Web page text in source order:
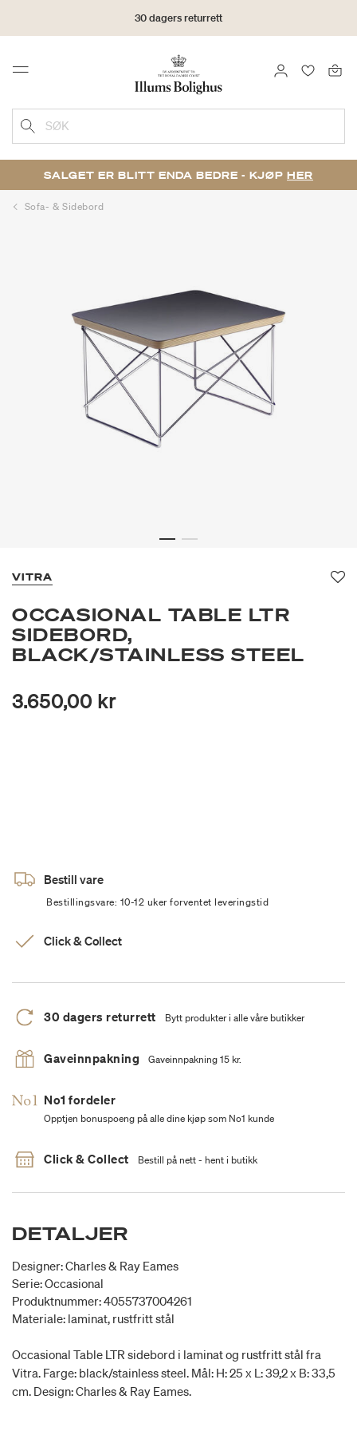
30 dagers returrett
Menu LOGG INN
SØK
SALGET ER BLITT ENDA BEDRE - KJØP HER
Sofa- & Sidebord
VITRA
OCCASIONAL TABLE LTR
SIDEBORD,
BLACK/STAINLESS STEEL
3.650,00 kr
Bestill vare
Bestillingsvare: 10-12 uker forventet leveringstid
Click & Collect
30 dagers returrett Bytt produkter i alle våre butikker
Gaveinnpakning Gaveinnpakning 15 kr.
No1 fordeler
Opptjen bonuspoeng på alle dine kjøp som No1 kunde
Click & Collect Bestill på nett - hent i butikk
DETALJER
Designer: Charles & Ray Eames
Serie: Occasional
Produktnummer: 4055737004261
Materiale: laminat, rustfritt stål
Occasional Table LTR sidebord i laminat og rustfritt stål fra
Vitra. Farge: black/stainless steel. Mål: H: 25 x L: 39,2 x B: 33,5
cm. Design: Charles & Ray Eames.